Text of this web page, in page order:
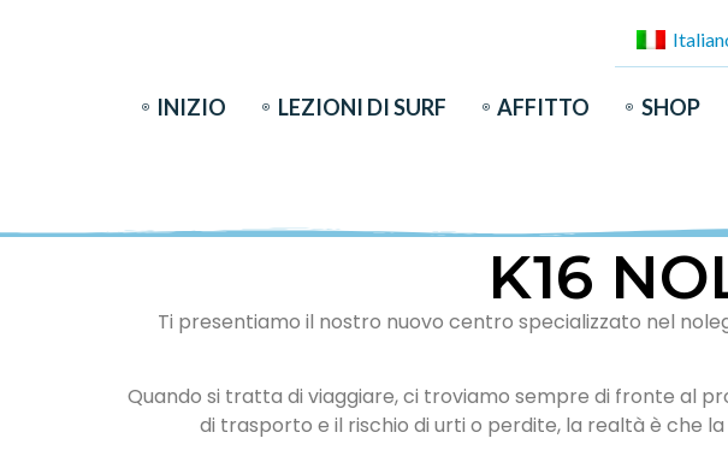
INIZIO LEZIONI DI SURF AFFITTO SHOP
K16
Ti presentiamo il nostro nuovo centro specializzato nel
Quando si tratta di viaggiare, ci troviamo sempre di fronte al
di trasporto e il rischio di urti o perdite, la realtà è che